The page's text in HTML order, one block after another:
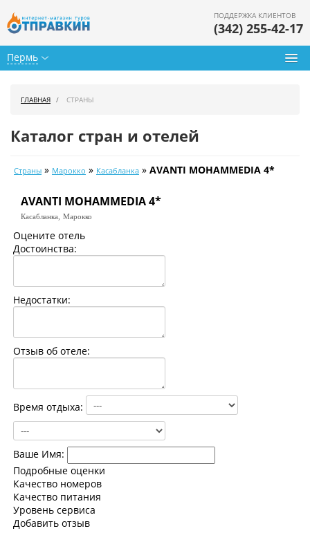
Пермь
ПОДДЕРЖКА КЛИЕНТОВ
(342) 255-42-17
Календарь туров
Цены дня
Страны
ГЛАВНАЯ СТРАНЫ
Каталог стран и отелей
Страны » Марокко » Касабланка » AVANTI MOHAMMEDIA 4*
AVANTI MOHAMMEDIA 4*
Касабланка, Марокко
Оцените отель
Достоинства:
Недостатки:
Отзыв об отеле:
Время отдыха:
Ваше Имя:
Подробные оценки
Качество номеров
Качество питания
Уровень сервиса
Добавить отзыв